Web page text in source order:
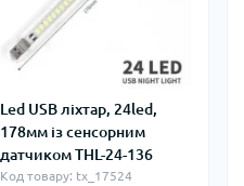
Led USB ліхтар, 24led,
178мм із сенсорним
датчиком THL-24-136
Код товару: tx_17524